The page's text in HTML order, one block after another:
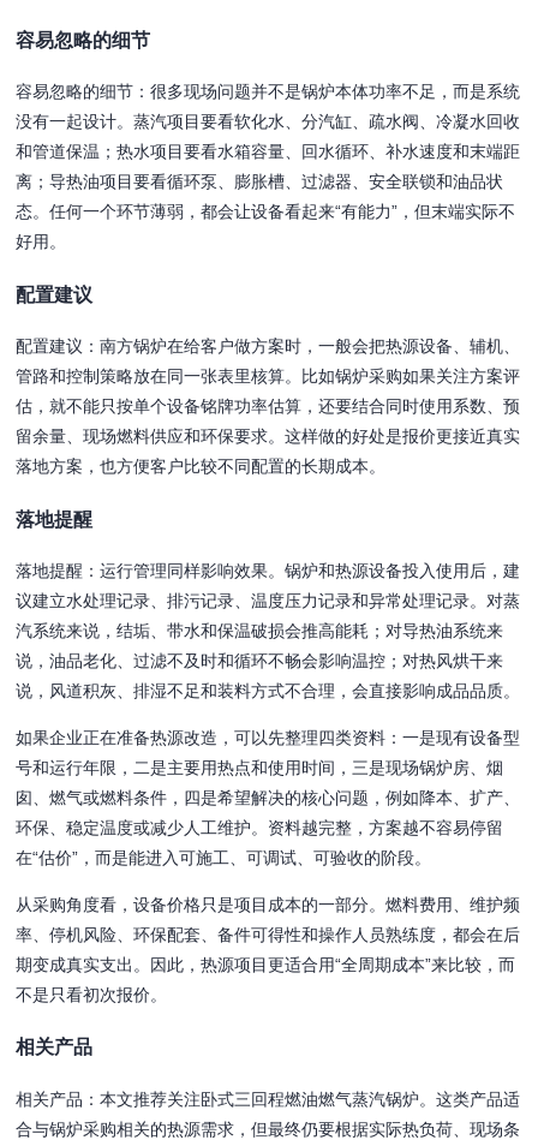
容易忽略的细节
容易忽略的细节：很多现场问题并不是锅炉本体功率不足，而是系统
没有一起设计。蒸汽项目要看软化水、分汽缸、疏水阀、冷凝水回收
和管道保温；热水项目要看水箱容量、回水循环、补水速度和末端距
离；导热油项目要看循环泵、膨胀槽、过滤器、安全联锁和油品状
态。任何一个环节薄弱，都会让设备看起来“有能力”，但末端实际不
好用。
配置建议
配置建议：南方锅炉在给客户做方案时，一般会把热源设备、辅机、
管路和控制策略放在同一张表里核算。比如锅炉采购如果关注方案评
估，就不能只按单个设备铭牌功率估算，还要结合同时使用系数、预
留余量、现场燃料供应和环保要求。这样做的好处是报价更接近真实
落地方案，也方便客户比较不同配置的长期成本。
落地提醒
落地提醒：运行管理同样影响效果。锅炉和热源设备投入使用后，建
议建立水处理记录、排污记录、温度压力记录和异常处理记录。对蒸
汽系统来说，结垢、带水和保温破损会推高能耗；对导热油系统来
说，油品老化、过滤不及时和循环不畅会影响温控；对热风烘干来
说，风道积灰、排湿不足和装料方式不合理，会直接影响成品品质。
如果企业正在准备热源改造，可以先整理四类资料：一是现有设备型
号和运行年限，二是主要用热点和使用时间，三是现场锅炉房、烟
囱、燃气或燃料条件，四是希望解决的核心问题，例如降本、扩产、
环保、稳定温度或减少人工维护。资料越完整，方案越不容易停留
在“估价”，而是能进入可施工、可调试、可验收的阶段。
从采购角度看，设备价格只是项目成本的一部分。燃料费用、维护频
率、停机风险、环保配套、备件可得性和操作人员熟练度，都会在后
期变成真实支出。因此，热源项目更适合用“全周期成本”来比较，而
不是只看初次报价。
相关产品
相关产品：本文推荐关注卧式三回程燃油燃气蒸汽锅炉。这类产品适
合与锅炉采购相关的热源需求，但最终仍要根据实际热负荷、现场条